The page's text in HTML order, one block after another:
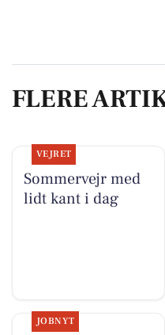
FLERE
VEJRET
Sommervejr med
lidt kant i dag
JOBNYT